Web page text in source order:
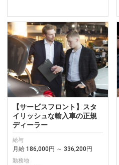
【サービスフロント】スタ
イリッシュな輸入車の正規
ディーラー
給与
月給 186,000円 ～ 336,200円
勤務地